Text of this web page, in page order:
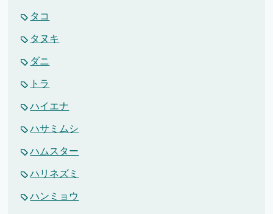
タコ
タヌキ
ダニ
トラ
ハイエナ
ハサミムシ
ハムスター
ハリネズミ
ハンミョウ